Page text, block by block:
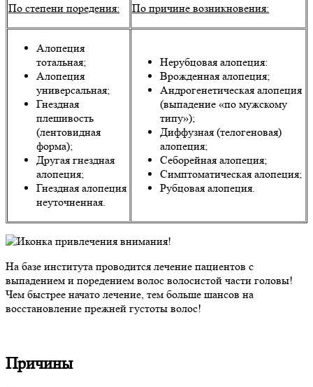
По степени поредения: По причине возникновения:
Алопеция
тотальная;
Алопеция
универсальная;
Гнездная
плешивость
(лентовидная
форма);
Другая гнездная
алопеция;
Гнездная алопеция
неуточненная.
Нерубцовая алопеция:
Врожденная алопеция;
Андрогенетическая алопеция
(выпадение «по мужскому
типу»);
Диффузная (телогеновая)
алопеция;
Себорейная алопеция;
Симптоматическая алопеция;
Рубцовая алопеция.
На базе института проводится лечение пациентов с
выпадением и поредением волос волосистой части головы!
Чем быстрее начато лечение, тем больше шансов на
восстановление прежней густоты волос!
Причины